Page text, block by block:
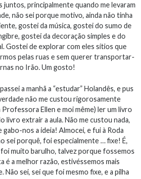
juntos, principalmente quando me levaram
não sei porque motivo, ainda não tinha
gostei da música, gostei do sumo de
gostei da decoração simples e do
Gostei de explorar com eles sítios que
pelas ruas e sem querer transportar-
no Irão. Um gosto!
a manhã a “estudar” Holandês, e pus
não me custou rigorosamente
Professora Ellen e moi même) ler um livro
livro extrair a aula. Não me custou nada,
gabo-nos a ideia! Almocei, e fui à Roda
sei porquê, foi especialmente … fixe! É,
foi muito barulho, talvez porque fossemos
é a melhor razão, estivéssemos mais
Não sei, sei que foi mesmo fixe, e a pilha